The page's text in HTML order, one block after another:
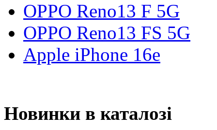
OPPO Reno13 F 5G
OPPO Reno13 FS 5G
Apple iPhone 16e
Новинки в каталозі